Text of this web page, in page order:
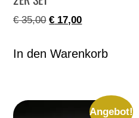
€35,00 € 17,00
In den Warenkorb
Angebot!